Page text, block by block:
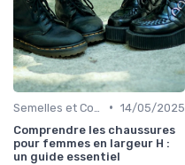
• 14/05/2025
Comprendre les chaussures
pour femmes en largeur H :
un guide essentiel